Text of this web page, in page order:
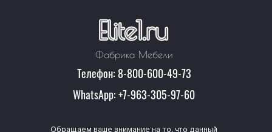
Фабрика Мебели
Телефон: 8-800-600-49-73
WhatsApp: +7-963-305-97-60
Обращаем ваше внимание на то, что данный